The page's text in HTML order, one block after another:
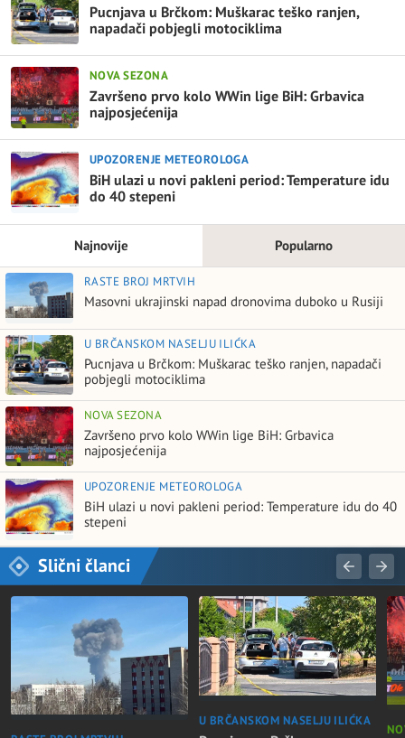
Pucnjava u Brčkom: Muškarac teško ranjen,
napadači pobjegli motociklima
NOVA SEZONA
Završeno prvo kolo WWin lige BiH: Grbavica
najposjećenija
UPOZORENJE METEOROLOGA
BiH ulazi u novi pakleni period: Temperature idu
do 40 stepeni
Najnovije Popularno
RASTE BROJ MRTVIH
Masovni ukrajinski napad dronovima duboko u Rusiji
U BRČANSKOM NASELJU ILIĆKA
Pucnjava u Brčkom: Muškarac teško ranjen, napadači
pobjegli motociklima
NOVA SEZONA
Završeno prvo kolo WWin lige BiH: Grbavica
najposjećenija
UPOZORENJE METEOROLOGA
BiH ulazi u novi pakleni period: Temperature idu do 40
stepeni
Slični članci
U BRČANSKOM NASELJU ILIĆKA